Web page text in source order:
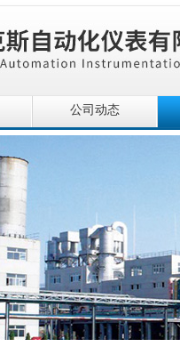
公司动态